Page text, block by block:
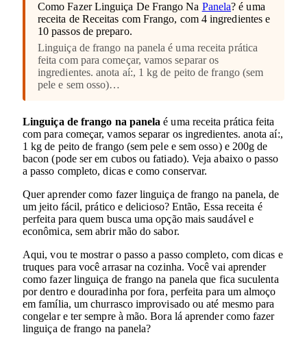
Como Fazer Linguiça De Frango Na Panela? é uma
receita de Receitas com Frango, com 4 ingredientes e
10 passos de preparo.
Linguiça de frango na panela é uma receita prática
feita com para começar, vamos separar os
ingredientes. anota aí:, 1 kg de peito de frango (sem
pele e sem osso)…
Linguiça de frango na panela é uma receita prática feita
com para começar, vamos separar os ingredientes. anota aí:,
1 kg de peito de frango (sem pele e sem osso) e 200g de
bacon (pode ser em cubos ou fatiado). Veja abaixo o passo
a passo completo, dicas e como conservar.
Quer aprender como fazer linguiça de frango na panela, de
um jeito fácil, prático e delicioso? Então, Essa receita é
perfeita para quem busca uma opção mais saudável e
econômica, sem abrir mão do sabor.
Aqui, vou te mostrar o passo a passo completo, com dicas e
truques para você arrasar na cozinha. Você vai aprender
como fazer linguiça de frango na panela que fica suculenta
por dentro e douradinha por fora, perfeita para um almoço
em família, um churrasco improvisado ou até mesmo para
congelar e ter sempre à mão. Bora lá aprender como fazer
linguiça de frango na panela?